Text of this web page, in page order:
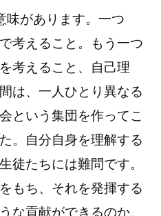
味があります。一つ
考えること。もう一つ
考えること、自己理
は、一人ひとり異なる
という集団を作ってこ
。自分自身を理解する
徒たちには難問です。
もち、それを発揮する
な貢献ができるのか、